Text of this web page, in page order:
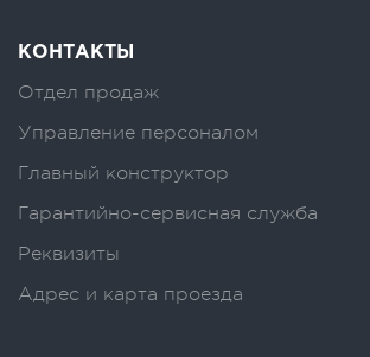
КОНТАКТЫ
Отдел продаж
Управление персоналом
Главный конструктор
Гарантийно-сервисная служба
Реквизиты
Адрес и карта проезда